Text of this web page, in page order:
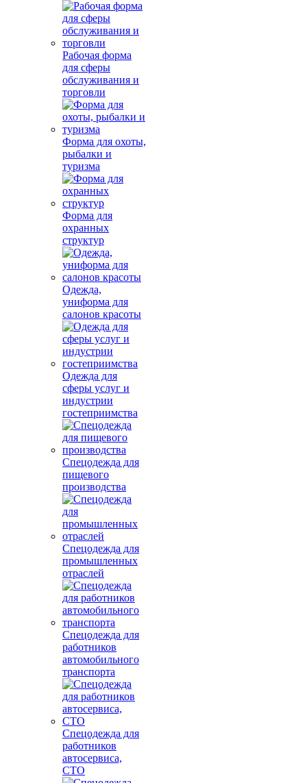
Рабочая форма
для сферы
обслуживания и
торговли
Форма для охоты,
рыбалки и
туризма
Форма для
охранных
структур
Одежда,
униформа для
салонов красоты
Одежда для
сферы услуг и
индустрии
гостеприимства
Спецодежда для
пищевого
производства
Спецодежда для
промышленных
отраслей
Спецодежда для
работников
автомобильного
транспорта
Спецодежда для
работников
автосервиса,
СТО